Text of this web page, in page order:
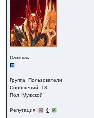
Новичок
Группа: Пользователи
Сообщений: 18
Пол: Мужской
Репутация: 0